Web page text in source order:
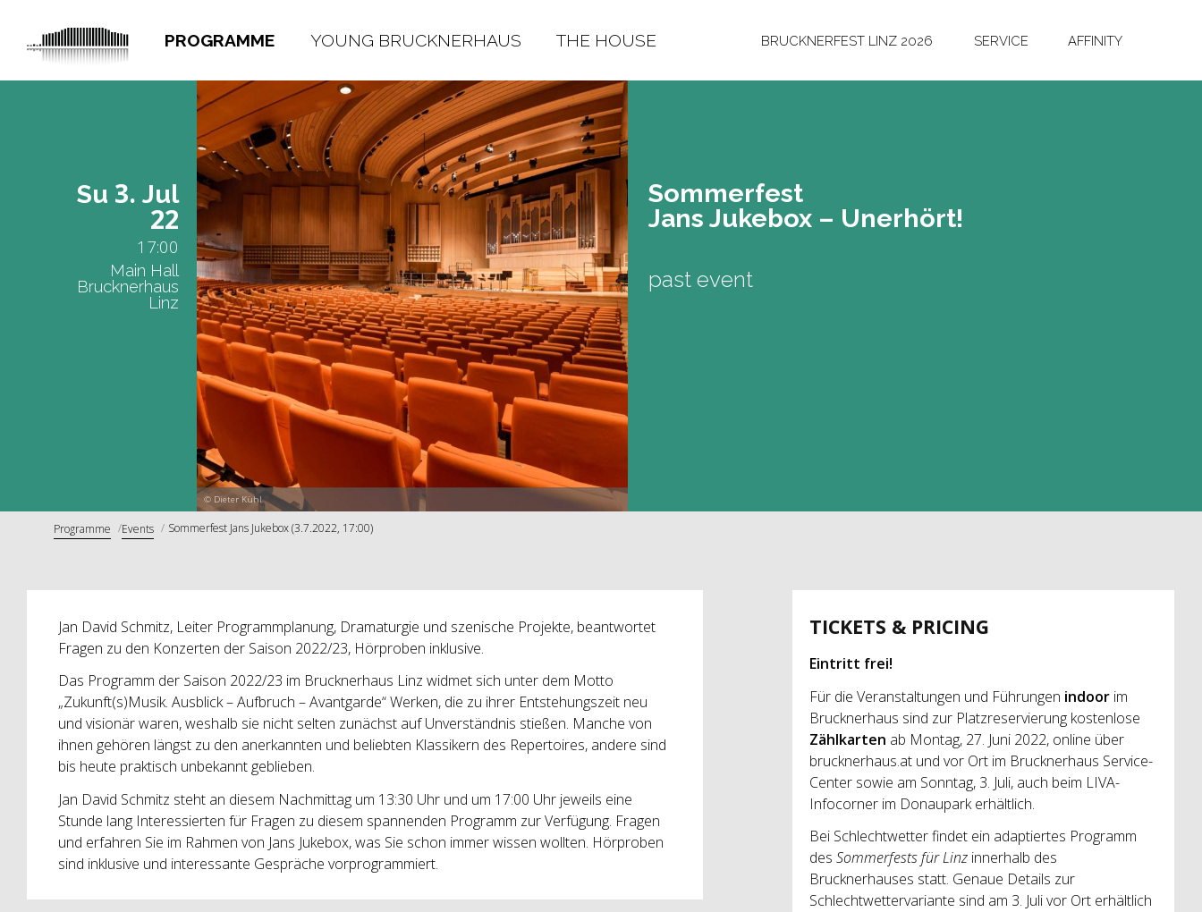
PROGRAMME YOUNG BRUCKNERHAUS THE HOUSE BRUCKNERFEST LINZ 2026 SERVICE AFFINITY
© Dieter Kühl
Su 3. Jul
22
17:00
Main Hall
Brucknerhaus
Linz
Som­mer­fest
Jans Juke­box – Un­er­hört!
past event
Programme Events Sommerfest Jans Jukebox (3.7.2022, 17:00)
Jan David Schmitz, Leiter Programmplanung, Dramaturgie und szenische Projekte, beantwortet
Fragen zu den Konzerten der Saison 2022/23, Hörproben inklusive.
Das Programm der Saison 2022/23 im Brucknerhaus Linz widmet sich unter dem Motto
„Zukunft(s)Musik. Ausblick – Aufbruch – Avantgarde“ Werken, die zu ihrer Entstehungszeit neu
und visionär waren, weshalb sie nicht selten zunächst auf Unverständnis stießen. Manche von
ihnen gehören längst zu den anerkannten und beliebten Klassikern des Repertoires, andere sind
bis heute praktisch unbekannt geblieben.
Jan David Schmitz steht an diesem Nachmittag um 13:30 Uhr und um 17:00 Uhr jeweils eine
Stunde lang Interessierten für Fragen zu diesem spannenden Programm zur Verfügung. Fragen
und erfahren Sie im Rahmen von Jans Jukebox, was Sie schon immer wissen wollten. Hörproben
sind inklusive und interessante Gespräche vorprogrammiert.
TICKETS & PRICING
Eintritt frei!
Für die Veranstaltungen und Führungen indoor im
Brucknerhaus sind zur Platzreservierung kostenlose
Zählkarten ab Montag, 27. Juni 2022, online über
brucknerhaus.at und vor Ort im Brucknerhaus Service-
Center sowie am Sonntag, 3. Juli, auch beim LIVA-
Infocorner im Donaupark erhältlich.
Bei Schlechtwetter findet ein adaptiertes Programm
des Sommerfests für Linz innerhalb des
Brucknerhauses statt. Genaue Details zur
Schlechtwettervariante sind am 3. Juli vor Ort erhältlich